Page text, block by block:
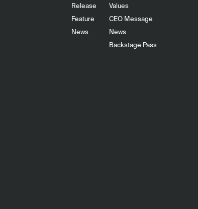
Release
Feature
News
Values
CEO Message
News
Backstage Pass